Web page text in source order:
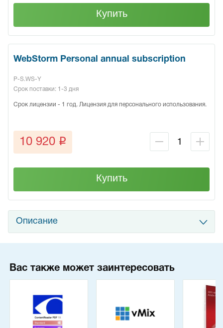
Купить
WebStorm Personal annual subscription
P-S.WS-Y
Срок поставки: 1-3 дня
Срок лицензии - 1 год. Лицензия для персонального использования.
10 920 q
Купить
Описание
Вас также может заинтересовать